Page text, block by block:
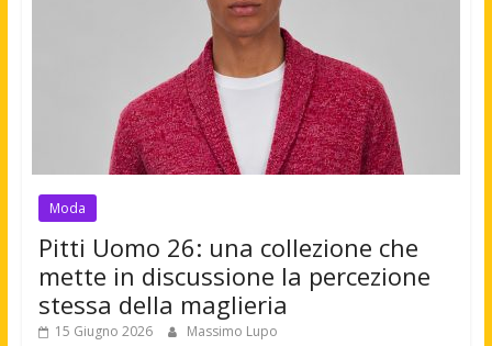
Moda
Pitti Uomo 26: una collezione che
mette in discussione la percezione
stessa della maglieria
15 Giugno 2026 Massimo Lupo